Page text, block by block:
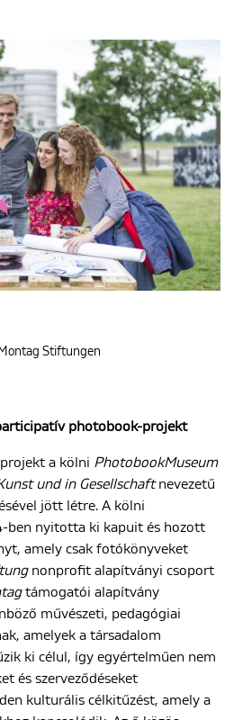
Stiftungen
photobook-projekt
a kölni PhotobookMuseum
und in Gesellschaftnevezetű
jött létre. A kölni
ben nyitotta ki kapuit és hozott
amely csak fotókönyveket
nonprofit alapítványi csoport
támogatói alapítvány
művészeti, pedagógiai
amelyek a társadalom
ki célul, így egyértelműen nem
és szerveződéseket
kulturális célkitűzést, amely a